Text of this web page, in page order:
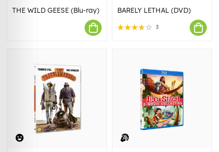
THE WILD GEESE (Blu-ray) BARELY LETHAL (DVD)
3